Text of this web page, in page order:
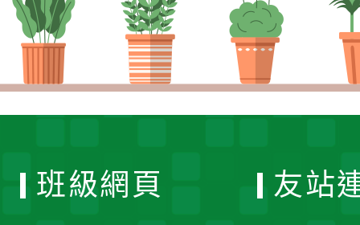
班級網頁 友站